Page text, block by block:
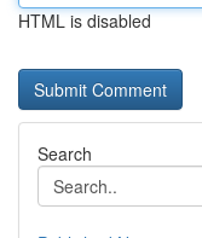
HTML is disabled
Search